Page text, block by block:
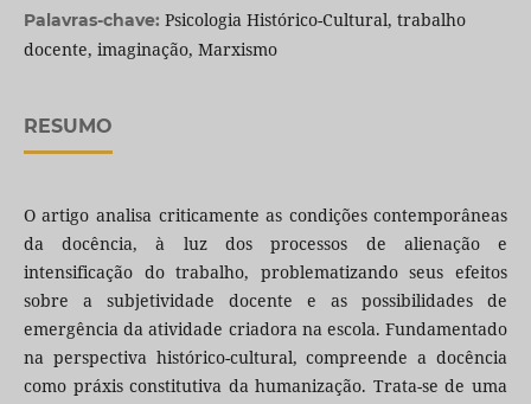
Palavras-chave: Psicologia Histórico-Cultural, trabalho
docente, imaginação, Marxismo
RESUMO
O artigo analisa criticamente as condições contemporâneas
da docência, à luz dos processos de alienação e
intensificação do trabalho, problematizando seus efeitos
sobre a subjetividade docente e as possibilidades de
emergência da atividade criadora na escola. Fundamentado
na perspectiva histórico-cultural, compreende a docência
como práxis constitutiva da humanização. Trata-se de uma